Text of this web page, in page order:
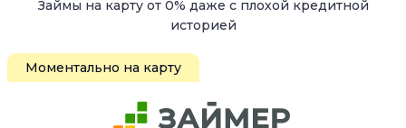
Займы на карту от 0% даже с плохой кредитной
историей
Моментально на карту